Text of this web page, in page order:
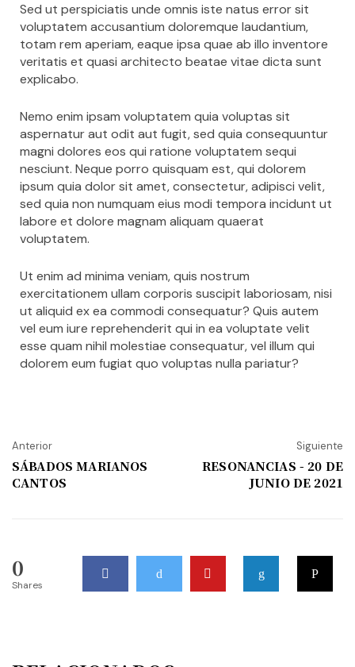
Sed ut perspiciatis unde omnis iste natus error sit
voluptatem accusantium doloremque laudantium,
totam rem aperiam, eaque ipsa quae ab illo inventore
veritatis et quasi architecto beatae vitae dicta sunt
explicabo.
Nemo enim ipsam voluptatem quia voluptas sit
aspernatur aut odit aut fugit, sed quia consequuntur
magni dolores eos qui ratione voluptatem sequi
nesciunt. Neque porro quisquam est, qui dolorem
ipsum quia dolor sit amet, consectetur, adipisci velit,
sed quia non numquam eius modi tempora incidunt ut
labore et dolore magnam aliquam quaerat
voluptatem.
Ut enim ad minima veniam, quis nostrum
exercitationem ullam corporis suscipit laboriosam, nisi
ut aliquid ex ea commodi consequatur? Quis autem
vel eum iure reprehenderit qui in ea voluptate velit
esse quam nihil molestiae consequatur, vel illum qui
dolorem eum fugiat quo voluptas nulla pariatur?
Anterior
SÁBADOS MARIANOS
CANTOS
Siguiente
RESONANCIAS - 20 DE
JUNIO DE 2021
0
Shares